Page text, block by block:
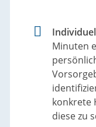
Minuten
konkrete
diese zu